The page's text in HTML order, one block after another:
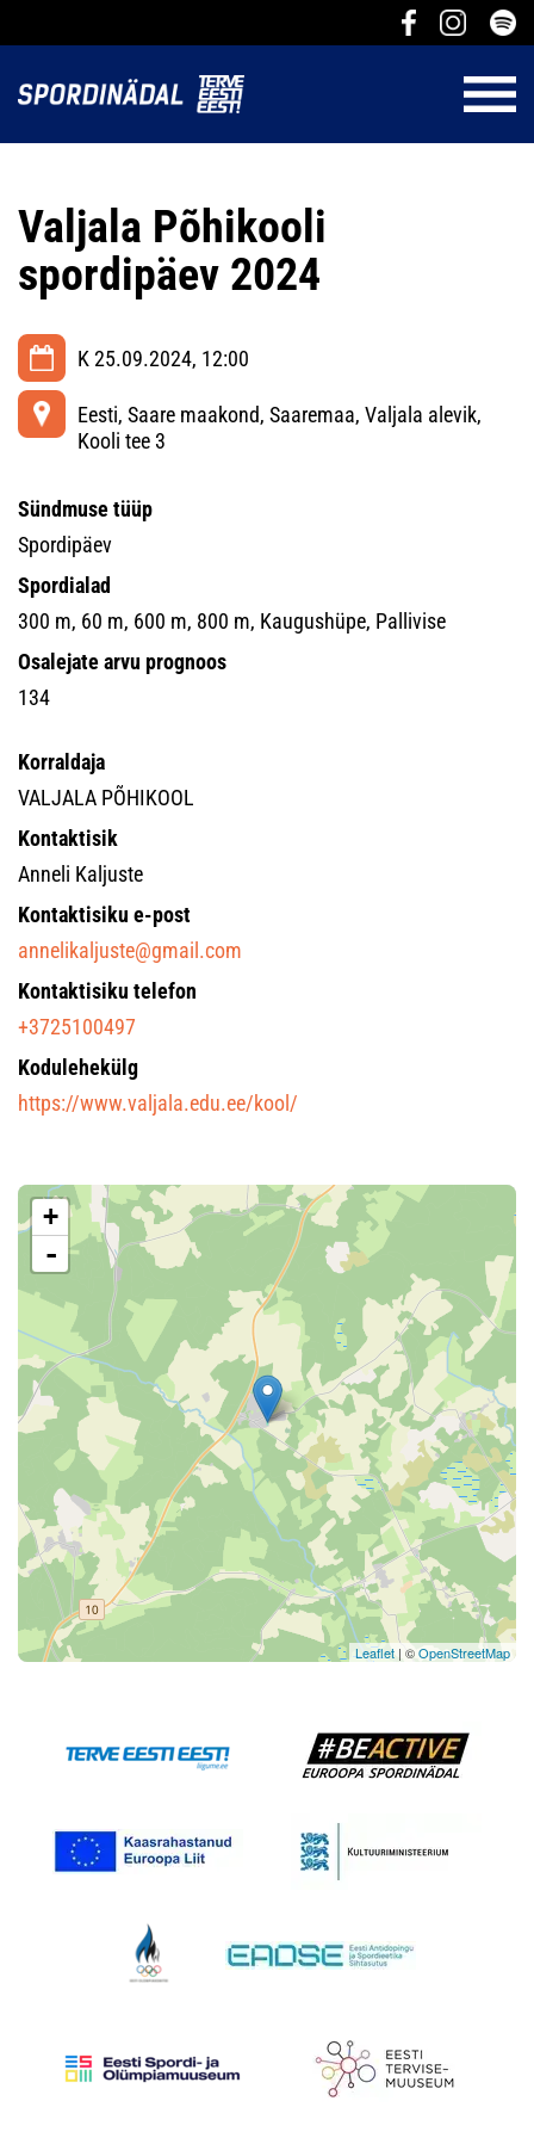
Valjala Põhikooli
spordipäev 2024
K 25.09.2024, 12:00
Eesti, Saare maakond, Saaremaa, Valjala alevik,
Kooli tee 3
Sündmuse tüüp
Spordipäev
Spordialad
300 m, 60 m, 600 m, 800 m, Kaugushüpe, Pallivise
Osalejate arvu prognoos
134
Korraldaja
VALJALA PÕHIKOOL
Kontaktisik
Anneli Kaljuste
Kontaktisiku e-post
annelikaljuste@gmail.com
Kontaktisiku telefon
+3725100497
Kodulehekülg
https://www.valjala.edu.ee/kool/
+
-
Leaflet | ©OpenStreetMap